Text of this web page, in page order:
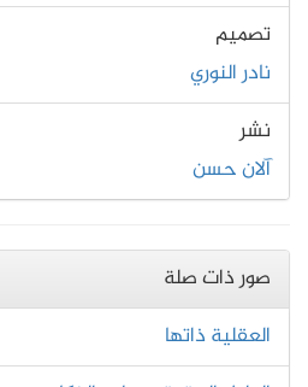
تصميم
نادر النوري
نشر
آلان حسن
صور ذات صلة
العقلية ذاتها